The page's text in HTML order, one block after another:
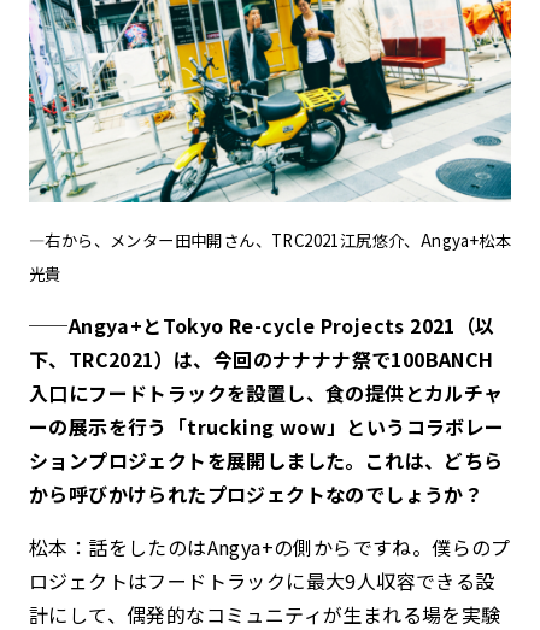
—右から、メンター田中開さん、TRC2021江尻悠介、Angya+松本
光貴
──Angya+とTokyo Re-cycle Projects 2021（以
下、TRC2021）は、今回のナナナナ祭で100BANCH
入口にフードトラックを設置し、食の提供とカルチャ
ーの展示を行う「trucking wow」というコラボレー
ションプロジェクトを展開しました。これは、どちら
から呼びかけられたプロジェクトなのでしょうか？
松本：話をしたのはAngya+の側からですね。僕らのプ
ロジェクトはフードトラックに最大9人収容できる設
計にして、偶発的なコミュニティが生まれる場を実験